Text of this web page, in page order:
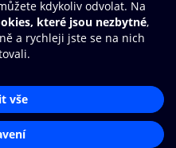
O2 Knihovna
své e-knihy a